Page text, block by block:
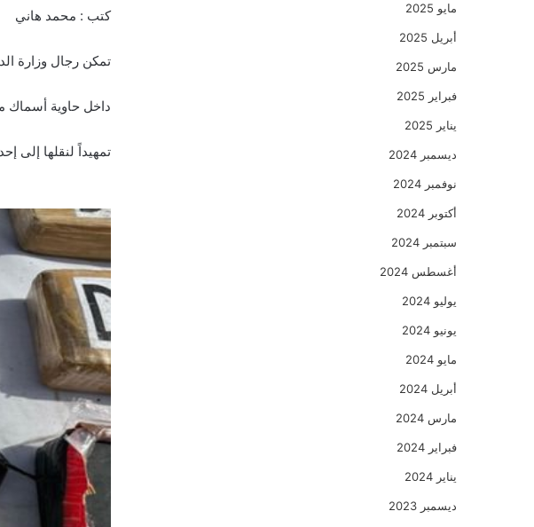
كتب : محمد هاني
تمكن رجال وزارة
داخل حاوية أسماك
تمهيداً لنقلها إلى
مايو 2025
أبريل 2025
مارس 2025
فبراير 2025
يناير 2025
ديسمبر 2024
نوفمبر 2024
أكتوبر 2024
سبتمبر 2024
أغسطس 2024
يوليو 2024
يونيو 2024
مايو 2024
أبريل 2024
مارس 2024
فبراير 2024
يناير 2024
ديسمبر 2023